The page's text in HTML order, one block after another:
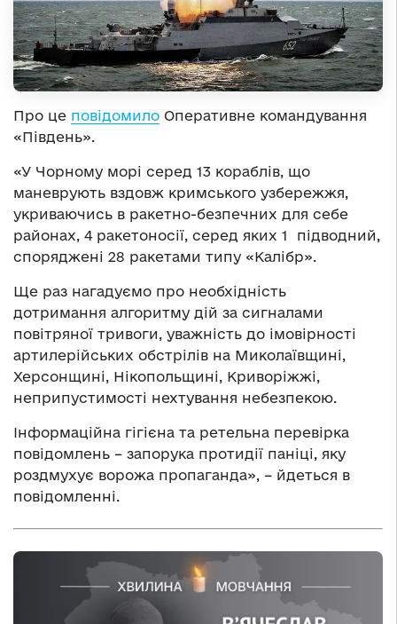
Про це повідомило Оперативне командування
«Південь».
«У Чорному морі серед 13 кораблів, що
маневрують вздовж кримського узбережжя,
укриваючись в ракетно-безпечних для себе
районах, 4 ракетоносії, серед яких 1 підводний,
споряджені 28 ракетами типу «Калібр».
Ще раз нагадуємо про необхідність
дотримання алгоритму дій за сигналами
повітряної тривоги, уважність до імовірності
артилерійських обстрілів на Миколаївщині,
Херсонщині, Нікопольщині, Криворіжжі,
неприпустимості нехтування небезпекою.
Інформаційна гігієна та ретельна перевірка
повідомлень – запорука протидії паніці, яку
роздмухує ворожа пропаганда», – йдеться в
повідомленні.